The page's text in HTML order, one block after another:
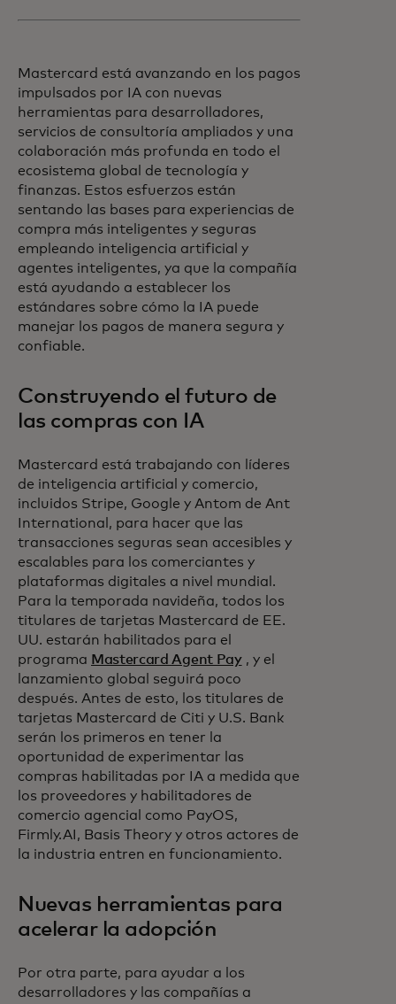
Mastercard está avanzando en los pagos
impulsados por IA con nuevas
herramientas para desarrolladores,
servicios de consultoría ampliados y una
colaboración más profunda en todo el
ecosistema global de tecnología y
finanzas. Estos esfuerzos están
sentando las bases para experiencias de
compra más inteligentes y seguras
empleando inteligencia artificial y
agentes inteligentes, ya que la compañía
está ayudando a establecer los
estándares sobre cómo la IA puede
manejar los pagos de manera segura y
confiable.
Construyendo el futuro de
las compras con IA
Mastercard está trabajando con líderes
de inteligencia artificial y comercio,
incluidos Stripe, Google y Antom de Ant
International, para hacer que las
transacciones seguras sean accesibles y
escalables para los comerciantes y
plataformas digitales a nivel mundial.
Para la temporada navideña, todos los
titulares de tarjetas Mastercard de EE.
UU. estarán habilitados para el
programa Mastercard Agent Pay, y el
lanzamiento global seguirá poco
después. Antes de esto, los titulares de
tarjetas Mastercard de Citi y U.S. Bank
serán los primeros en tener la
oportunidad de experimentar las
compras habilitadas por IA a medida que
los proveedores y habilitadores de
comercio agencial como PayOS,
Firmly.AI, Basis Theory y otros actores de
la industria entren en funcionamiento.
Nuevas herramientas para
acelerar la adopción
Por otra parte, para ayudar a los
desarrolladores y las compañías a